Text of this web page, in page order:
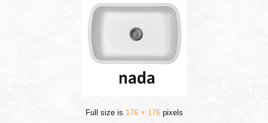
Full size is 176 × 176pixels